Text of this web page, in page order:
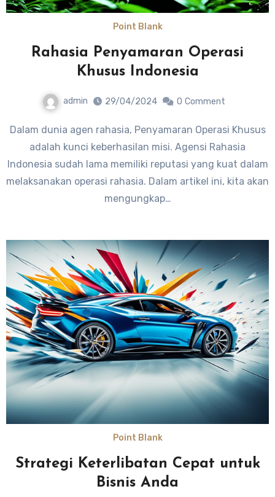
Point Blank
Rahasia Penyamaran Operasi
Khusus Indonesia
admin 29/04/2024 0 Comment
Dalam dunia agen rahasia, Penyamaran Operasi Khusus
adalah kunci keberhasilan misi. Agensi Rahasia
Indonesia sudah lama memiliki reputasi yang kuat dalam
melaksanakan operasi rahasia. Dalam artikel ini, kita akan
mengungkap…
Point Blank
Strategi Keterlibatan Cepat untuk
Bisnis Anda